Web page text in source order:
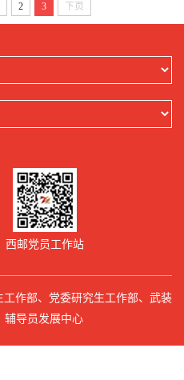
2 3 下页
西邮党员工作站
作部、党委研究生工作部、武装
辅导员发展中心